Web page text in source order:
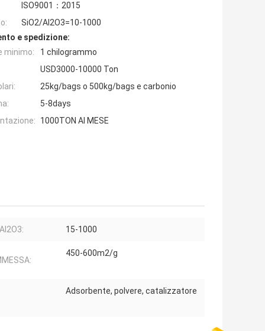
ISO9001：2015
SiO2/Al2O3=10-1000
e spedizione:
minimo:
1 chilogrammo
USD3000-10000 Ton
25kg/bags o 500kg/bags e carbonio
5-8days
1000TON Al MESE
15-1000
450-600m2/g
Adsorbente, polvere, catalizzatore